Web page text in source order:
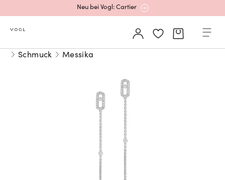
Neu bei Vogl: Cartier
Mehr erfahren: Ikonische Uhren von Cartier
Rolex Certified Pre-Owned entdecken
Neu bei Vogl: Uhren von Grand Seiko
Schmuck Messika